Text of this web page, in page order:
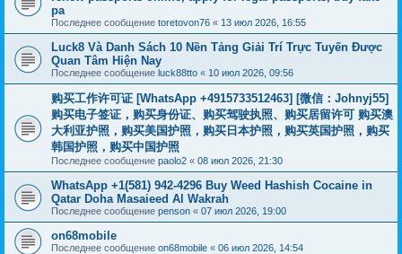
pa
Последнее сообщение toretovon76 « 13 июл 2026, 16:55
Luck8 Và Danh Sách 10 Nền Tảng Giải Trí Trực Tuyến Được
Quan Tâm Hiện Nay
Последнее сообщение luck88tto « 10 июл 2026, 09:56
购买工作许可证 [WhatsApp +4915733512463] [微信：Johnyj55]
购买电子签证，购买身份证、购买驾驶执照、购买居留许可 购买澳
大利亚护照，购买美国护照，购买日本护照，购买英国护照，购买
韩国护照，购买中国护照
Последнее сообщение paolo2 « 08 июл 2026, 21:30
WhatsApp +1(581) 942-4296 Buy Weed Hashish Cocaine in
Qatar Doha Masaieed Al Wakrah
Последнее сообщение penson « 07 июл 2026, 19:00
on68mobile
Последнее сообщение on68mobile « 06 июл 2026, 14:54